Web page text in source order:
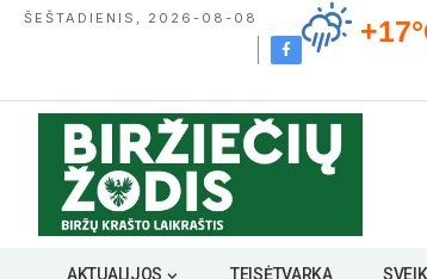
ŠEŠTADIENIS, 2026-08-08
AKTUALIJOS TEISĖTVARKA